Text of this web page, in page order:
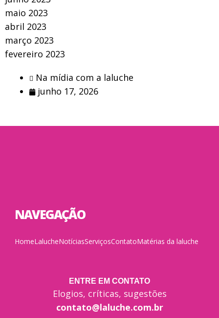
maio 2023
abril 2023
março 2023
fevereiro 2023
Na mídia com a laluche
junho 17, 2026
NAVEGAÇÃO
HomeLalucheNotíciasServiçosContatoMatérias da laluche
ENTRE EM CONTATO
Elogios, críticas, sugestões
contato@laluche.com.br